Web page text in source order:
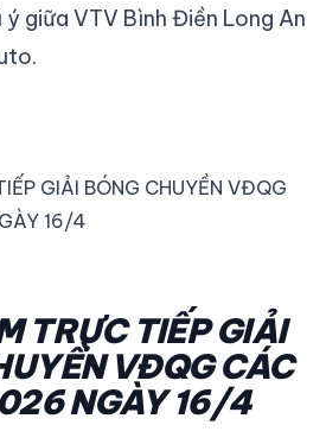
giữa VTV Bình Điền Long An
GIẢI BÓNG CHUYỀN VĐQG
16/4
TRỰC TIẾP GIẢI
VĐQG CÁC
NGÀY 16/4